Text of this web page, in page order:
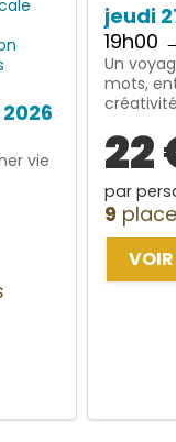
vie
jeudi
19h00
Un
mots,
22
par
9
VOIR